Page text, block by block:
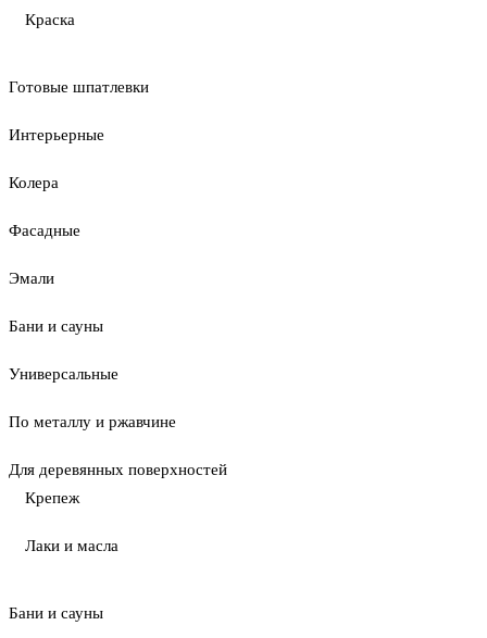
Краска
Готовые шпатлевки
Интерьерные
Колера
Фасадные
Эмали
Бани и сауны
Универсальные
По металлу и ржавчине
Для деревянных поверхностей
Крепеж
Лаки и масла
Бани и сауны